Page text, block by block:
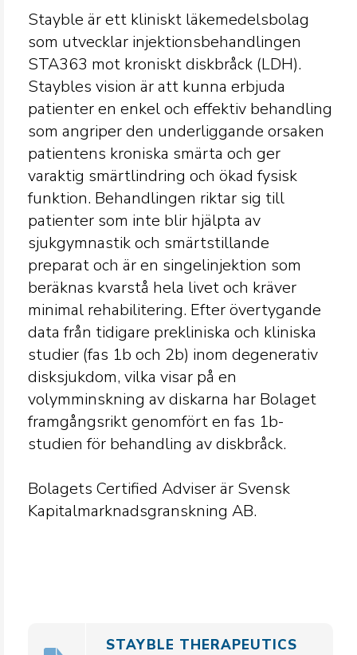
Stayble är ett kliniskt läkemedelsbolag
som utvecklar injektionsbehandlingen
STA363 mot kroniskt diskbråck (LDH).
Staybles vision är att kunna erbjuda
patienter en enkel och effektiv behandling
som angriper den underliggande orsaken
patientens kroniska smärta och ger
varaktig smärtlindring och ökad fysisk
funktion. Behandlingen riktar sig till
patienter som inte blir hjälpta av
sjukgymnastik och smärtstillande
preparat och är en singelinjektion som
beräknas kvarstå hela livet och kräver
minimal rehabilitering. Efter övertygande
data från tidigare prekliniska och kliniska
studier (fas 1b och 2b) inom degenerativ
disksjukdom, vilka visar på en
volymminskning av diskarna har Bolaget
framgångsrikt genomfört en fas 1b-
studien för behandling av diskbråck.
Bolagets Certified Adviser är Svensk
Kapitalmarknadsgranskning AB.
STAYBLE THERAPEUTICS